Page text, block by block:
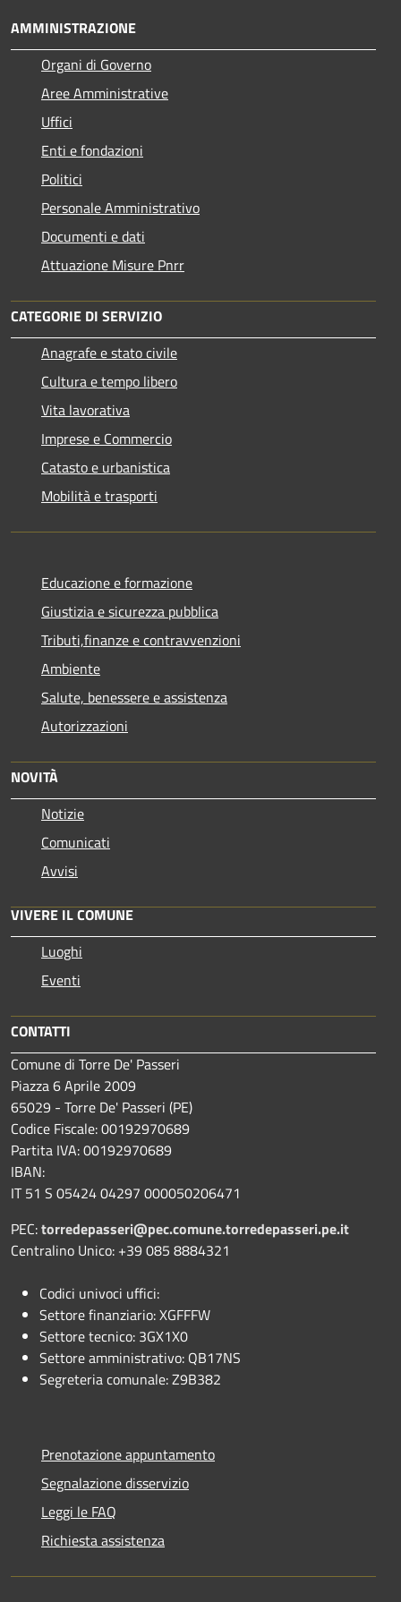
AMMINISTRAZIONE
Organi di Governo
Aree Amministrative
Uffici
Enti e fondazioni
Politici
Personale Amministrativo
Documenti e dati
Attuazione Misure Pnrr
CATEGORIE DI SERVIZIO
Anagrafe e stato civile
Cultura e tempo libero
Vita lavorativa
Imprese e Commercio
Catasto e urbanistica
Mobilità e trasporti
Educazione e formazione
Giustizia e sicurezza pubblica
Tributi,finanze e contravvenzioni
Ambiente
Salute, benessere e assistenza
Autorizzazioni
NOVITÀ
Notizie
Comunicati
Avvisi
VIVERE IL COMUNE
Luoghi
Eventi
CONTATTI
Comune di Torre De' Passeri
Piazza 6 Aprile 2009
65029 - Torre De' Passeri (PE)
Codice Fiscale: 00192970689
Partita IVA: 00192970689
IBAN:
IT 51 S 05424 04297 000050206471
PEC:torredepasseri@pec.comune.torredepasseri.pe.it
Centralino Unico: +39 085 8884321
Codici univoci uffici:
Settore finanziario: XGFFFW
Settore tecnico: 3GX1X0
Settore amministrativo: QB17NS
Segreteria comunale: Z9B382
Prenotazione appuntamento
Segnalazione disservizio
Leggi le FAQ
Richiesta assistenza